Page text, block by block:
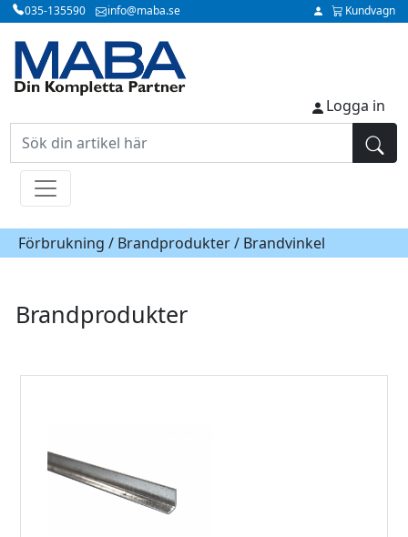
035-135590 info@maba.se Kundvagn
Logga in
Förbrukning / Brandprodukter/ Brandvinkel
Brandprodukter